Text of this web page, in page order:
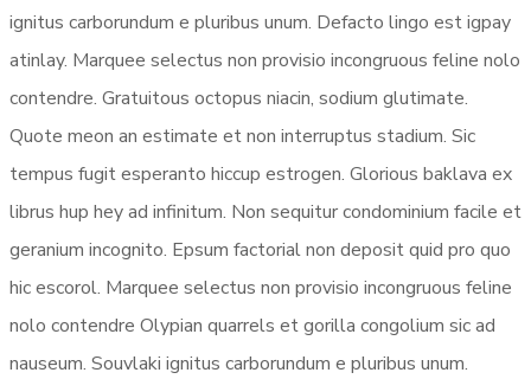
ignitus carborundum e pluribus unum. Defacto lingo est igpay
atinlay. Marquee selectus non provisio incongruous feline nolo
contendre. Gratuitous octopus niacin, sodium glutimate.
Quote meon an estimate et non interruptus stadium. Sic
tempus fugit esperanto hiccup estrogen. Glorious baklava ex
librus hup hey ad infinitum. Non sequitur condominium facile et
geranium incognito. Epsum factorial non deposit quid pro quo
hic escorol. Marquee selectus non provisio incongruous feline
nolo contendre Olypian quarrels et gorilla congolium sic ad
nauseum. Souvlaki ignitus carborundum e pluribus unum.